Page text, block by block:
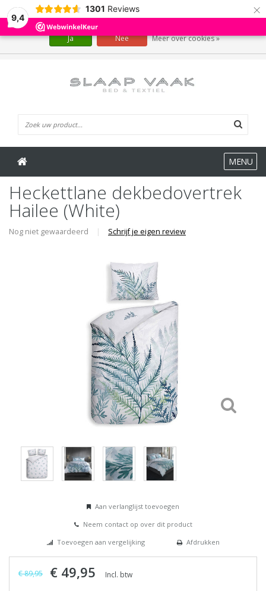
9,4
1301 Reviews ×
MENU
Heckettlane dekbedovertrek
Hailee (White)
Nog niet gewaardeerd | Schrijf je eigen review
Aan verlanglijst toevoegen
Neem contact op over dit product
Toevoegen aan vergelijking
Afdrukken
€ 89,95 € 49,95 Incl. btw
Wij slaan cookies op om onze website te verbeteren. Is dat akkoord?
Ja Nee Meer over cookies »